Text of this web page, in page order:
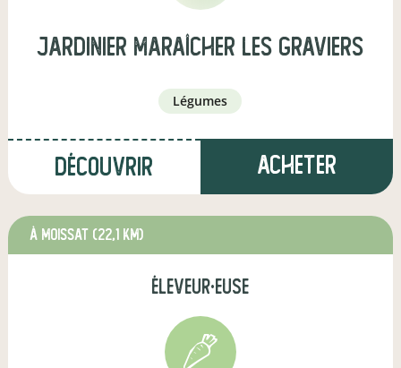
Jardinier Maraîcher Les Graviers
légumes
Découvrir Acheter
à Moissat (22,1 km)
éleveur·euse